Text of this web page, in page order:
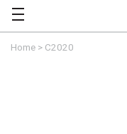
Home > C2020